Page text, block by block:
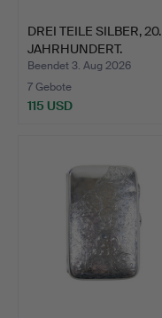
DREI TEILE SILBER, 20.
JAHRHUNDERT.
Beendet 3. Aug 2026
7 Gebote
115 USD